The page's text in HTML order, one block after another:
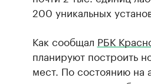
200 уникальных
Как сообщал РБК
планируют построить
мест. По состоянию на